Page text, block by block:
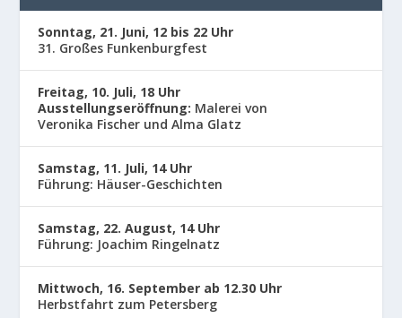
Sonntag, 21. Juni, 12 bis 22 Uhr
31. Großes Funkenburgfest
Freitag, 10. Juli, 18 Uhr
Ausstellungseröffnung: Malerei von
Veronika Fischer und Alma Glatz
Samstag, 11. Juli, 14 Uhr
Führung: Häuser-Geschichten
Samstag, 22. August, 14 Uhr
Führung: Joachim Ringelnatz
Mittwoch, 16. September ab 12.30 Uhr
Herbstfahrt zum Petersberg